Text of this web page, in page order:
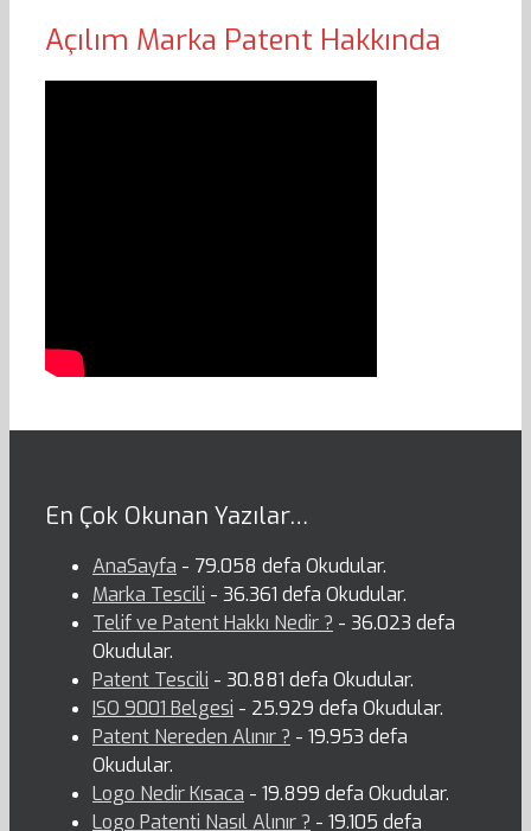
Açılım Marka Patent Hakkında
En Çok Okunan Yazılar…
AnaSayfa - 79.058 defa Okudular.
Marka Tescili - 36.361 defa Okudular.
Telif ve Patent Hakkı Nedir ? - 36.023 defa
Okudular.
Patent Tescili - 30.881 defa Okudular.
ISO 9001 Belgesi - 25.929 defa Okudular.
Patent Nereden Alınır ? - 19.953 defa
Okudular.
Logo Nedir Kısaca - 19.899 defa Okudular.
Logo Patenti Nasıl Alınır ? - 19.105 defa